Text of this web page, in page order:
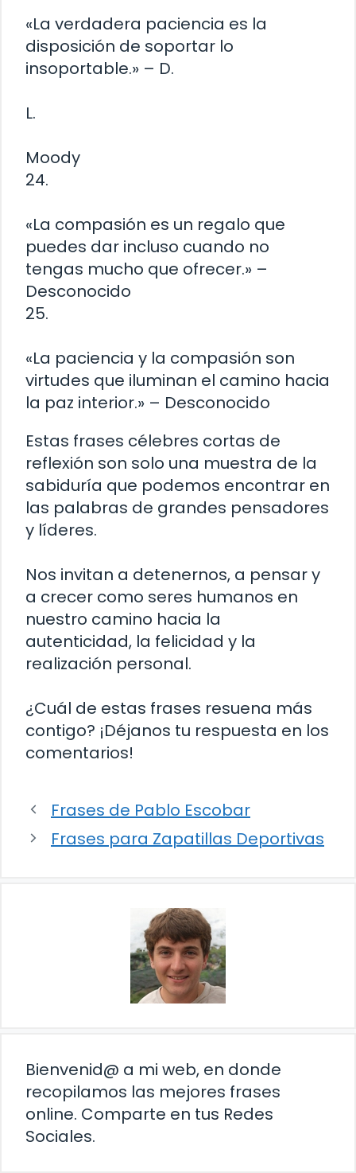
«La verdadera paciencia es la
disposición de soportar lo
insoportable.» – D.
L.
Moody
24.
«La compasión es un regalo que
puedes dar incluso cuando no
tengas mucho que ofrecer.» –
Desconocido
25.
«La paciencia y la compasión son
virtudes que iluminan el camino hacia
la paz interior.» – Desconocido
Estas frases célebres cortas de
reflexión son solo una muestra de la
sabiduría que podemos encontrar en
las palabras de grandes pensadores
y líderes.
Nos invitan a detenernos, a pensar y
a crecer como seres humanos en
nuestro camino hacia la
autenticidad, la felicidad y la
realización personal.
¿Cuál de estas frases resuena más
contigo? ¡Déjanos tu respuesta en los
comentarios!
Frases de Pablo Escobar
Frases para Zapatillas Deportivas
Bienvenid@ a mi web, en donde
recopilamos las mejores frases
online. Comparte en tus Redes
Sociales.